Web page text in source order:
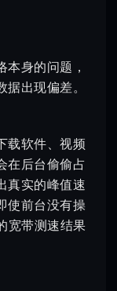
本身的问题，
出现偏差。
载软件、视频
在后台偷偷占
真实的峰值速
使前台没有操
宽带测速结果